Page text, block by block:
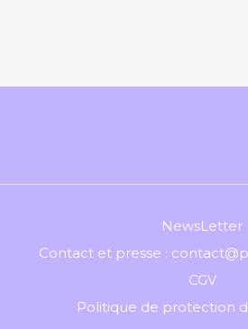
NewsLetter
Contact et presse :
CGV
Politique de protection